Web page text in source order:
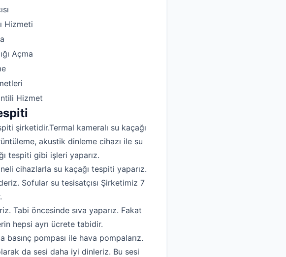
Hizmeti
Açma
Hizmet
şirketidir.Termal kameralı su kaçağı
akustik dinleme cihazı ile su
tespiti gibi işleri yaparız.
cihazlarla su kaçağı tespiti yaparız.
Sofular su tesisatçısı Şirketimiz 7
Tabi öncesinde sıva yaparız. Fakat
hepsi ayrı ücrete tabidir.
pompası ile hava pompalarız.
da sesi daha iyi dinleriz. Bu sesi